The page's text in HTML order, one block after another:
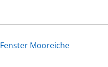
Fenster Mooreiche